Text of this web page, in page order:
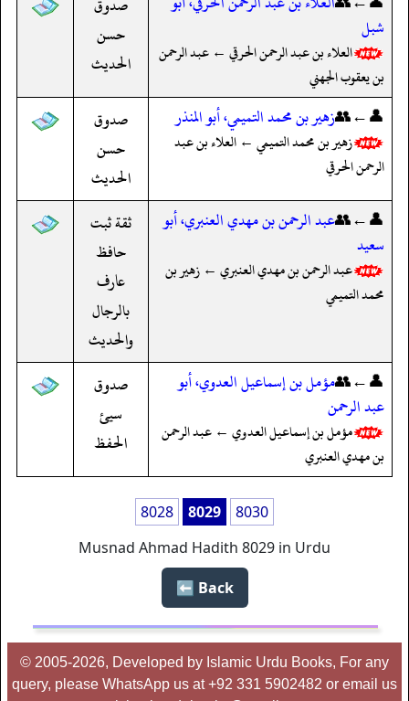
شبل
العلاء بن عبد الرحمن الحرقي ← عبد الرحمن
بن يعقوب الجهني
حسن
الحديث
👤←👥زهير بن محمد التميمي، أبو المنذر
زهير بن محمد التميمي ← العلاء بن عبد
الرحمن الحرقي
صدوق
حسن
الحديث
👤←👥عبد الرحمن بن مهدي العنبري، أبو
سعيد
عبد الرحمن بن مهدي العنبري ← زهير بن
محمد التميمي
ثقة ثبت
حافظ
عارف
بالرجال
والحديث
👤←👥مؤمل بن إسماعيل العدوي، أبو
عبد الرحمن
مؤمل بن إسماعيل العدوي ← عبد الرحمن
بن مهدي العنبري
صدوق
سيئ
الحفظ
8028 8029
8030
Musnad Ahmad Hadith 8029 in Urdu
Back ⬅️
© 2005-2026, Developed by Islamic Urdu Books, For any
query, please WhatsApp us at +92 331 5902482 or email us